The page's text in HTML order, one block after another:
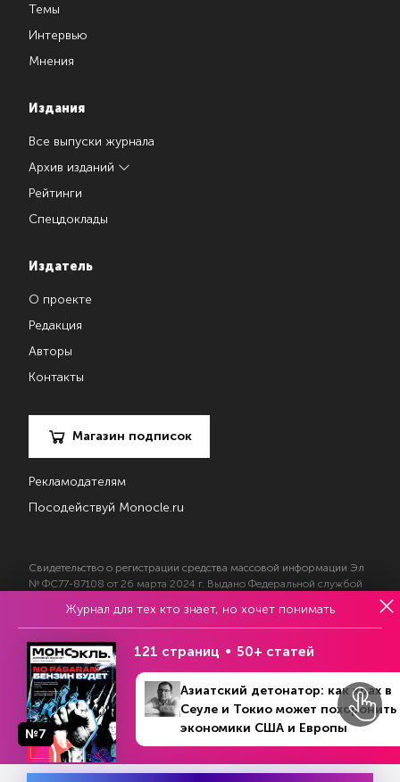
Темы
Интервью
Мнения
Издания
Все выпуски журнала
Архив изданий
Рейтинги
Спецдоклады
Издатель
О проекте
Редакция
Авторы
Контакты
Магазин подписок
Рекламодателям
Посодействуй Monocle.ru
Свидетельство о регистрации средства массовой информации Эл
№ ФС77-87108 от 26 марта 2024 г. Выдано Федеральной службой
культурного наследия
© 2017—2026 АНО «Творческий коллектив Эксперт»
Политика конфиденциальности
Условия использования материалов
Согласие на обработку персональных данных
Журнал для тех кто знает, но хочет понимать
№7
121 страниц 50+ статей
Азиатский детонатор: как крах в
Сеуле и Токио может похоронить
экономики США и Европы